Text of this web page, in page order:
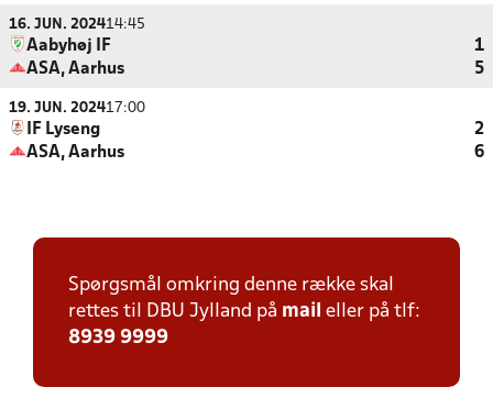
16. JUN. 202414:45
Aabyhøj IF
1
ASA, Aarhus
5
19. JUN. 202417:00
IF Lyseng
2
ASA, Aarhus
6
Spørgsmål omkring denne række skal
rettes til DBU Jylland på mail eller på tlf:
8939 9999